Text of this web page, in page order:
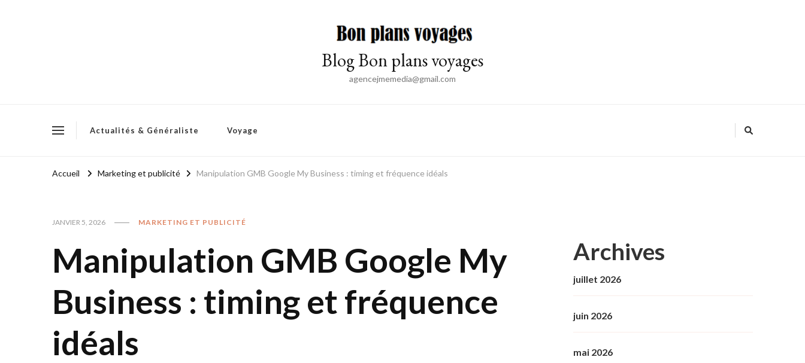
Blog Bon plans voyages
agencejmemedia@gmail.com
Actualités & Généraliste Voyage
Accueil Marketing et publicité Manipulation GMB Google My Business : timing et fréquence idéals
JANVIER 5, 2026 MARKETING ET PUBLICITÉ
Manipulation GMB Google My
Business : timing et fréquence
idéals
Archives
juillet 2026
juin 2026
mai 2026